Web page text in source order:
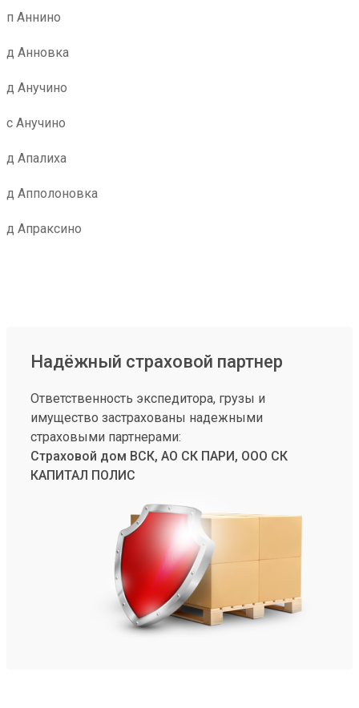
п Аннино
д Анновка
д Анучино
с Анучино
д Апалиха
д Апполоновка
д Апраксино
Надёжный страховой партнер
Ответственность экспедитора, грузы и
имущество застрахованы надежными
страховыми партнерами:
Страховой дом ВСК, АО СК ПАРИ, ООО СК
КАПИТАЛ ПОЛИС